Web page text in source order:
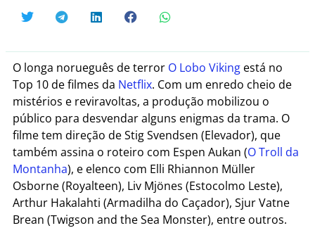
O longa norueguês de terror O Lobo Viking está no
Top 10 de filmes da Netflix. Com um enredo cheio de
mistérios e reviravoltas, a produção mobilizou o
público para desvendar alguns enigmas da trama. O
filme tem direção de Stig Svendsen (Elevador), que
também assina o roteiro com Espen Aukan (O Troll da
Montanha), e elenco com Elli Rhiannon Müller
Osborne (Royalteen), Liv Mjönes (Estocolmo Leste),
Arthur Hakalahti (Armadilha do Caçador), Sjur Vatne
Brean (Twigson and the Sea Monster), entre outros.